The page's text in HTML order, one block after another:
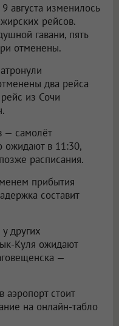
августа изменилось
рейсов.
гавани, пять
отменены.
два рейса
из Сочи
— самолёт
ожидают в 11:30,
расписания.
прибытия
составит
других
Куля ожидают
—
стоит
на онлайн-табло